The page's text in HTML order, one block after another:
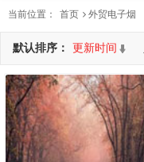
当前位置： 首页 外贸电子烟
默认排序： 更新时间